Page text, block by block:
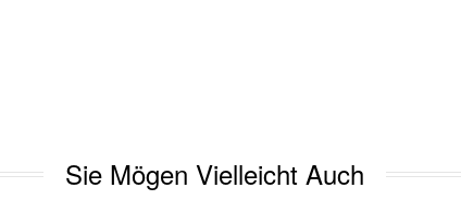
Sie Mögen Vielleicht Auch